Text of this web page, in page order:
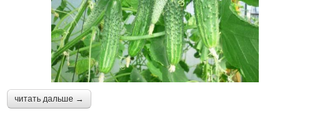
читать дальше →